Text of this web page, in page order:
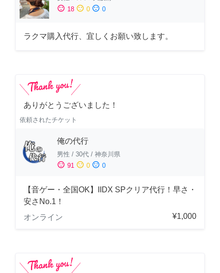
sentiment_satisfied 18 sentiment_neutral 0 sentiment_dissatisfied 0
ラクマ購入代行、宜しくお願い致します。
ありがとうございました！
依頼されたチケット
俺の代行
男性 / 30代 / 神奈川県
sentiment_satisfied 91 sentiment_neutral 0 sentiment_dissatisfied 0
【音ゲー・全国OK】IIDX SPクリア代行！早さ・
安さNo.1！
オンライン
¥1,000